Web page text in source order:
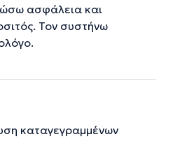
ασφάλεια και
Τον συστήνω
καταγεγραμμένων